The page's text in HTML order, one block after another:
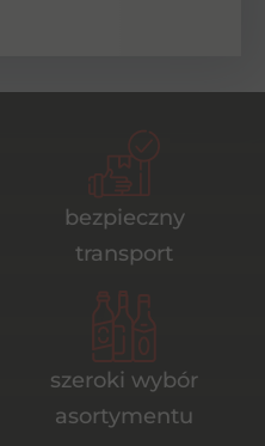
bezpieczny
transport
szeroki wybór
asortymentu